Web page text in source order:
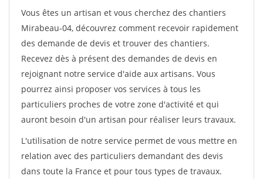
Vous êtes un artisan et vous cherchez des chantiers
Mirabeau-04, découvrez comment recevoir rapidement
des demande de devis et trouver des chantiers.
Recevez dès à présent des demandes de devis en
rejoignant notre service d'aide aux artisans. Vous
pourrez ainsi proposer vos services à tous les
particuliers proches de votre zone d'activité et qui
auront besoin d'un artisan pour réaliser leurs travaux.
L'utilisation de notre service permet de vous mettre en
relation avec des particuliers demandant des devis
dans toute la France et pour tous types de travaux.